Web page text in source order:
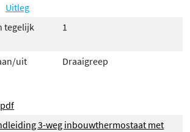
Uitleg
tegelijk
1
uit Draaigreep
3-weg inbouwthermostaat met